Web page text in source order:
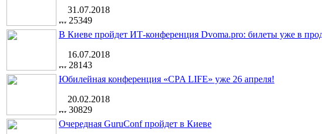
31.07.2018
25349
В Киеве пройдет ИТ-конференция Dvoma.pro: билеты уже в
16.07.2018
28143
Юбилейная конференция «CPA LIFE» уже 26 апреля!
20.02.2018
30829
Очередная GuruConf пройдет в Киеве